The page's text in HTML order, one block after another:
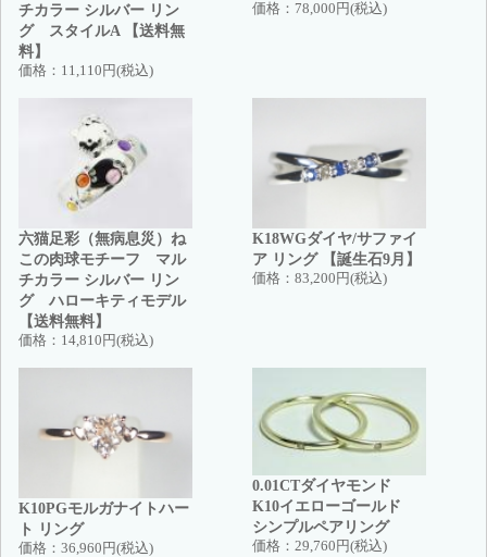
チカラー シルバー リン
グ スタイルA 【送料無
料】
価格： 11,110円(税込)
価格： 78,000円(税込)
六猫足彩（無病息災）ね
この肉球モチーフ マル
チカラー シルバー リン
グ ハローキティモデル
【送料無料】
価格： 14,810円(税込)
K18WGダイヤ/サファイ
ア リング 【誕生石9月】
価格： 83,200円(税込)
K10PGモルガナイトハー
ト リング
価格： 36,960円(税込)
0.01CTダイヤモンド
K10イエローゴールド
シンプルペアリング
価格： 29,760円(税込)